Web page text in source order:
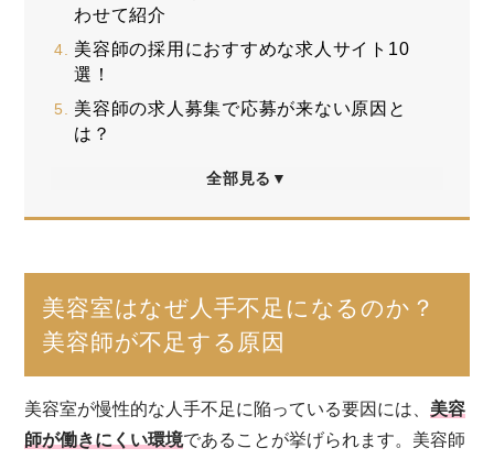
わせて紹介
美容師の採用におすすめな求人サイト10
選！
美容師の求人募集で応募が来ない原因と
は？
全部見る▼
美容室はなぜ人手不足になるのか？
美容師が不足する原因
美容室が慢性的な人手不足に陥っている要因には、 美容
師が働きにくい環境であることが挙げられます。美容師